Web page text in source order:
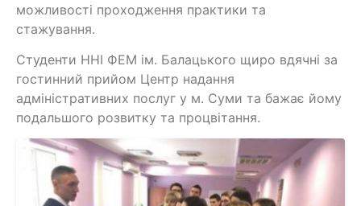
можливості проходження практики та
стажування.
Студенти ННІ ФЕМ ім. Балацького щиро вдячні за
гостинний прийом Центр надання
адміністративних послуг у м. Суми та бажає йому
подальшого розвитку та процвітання.